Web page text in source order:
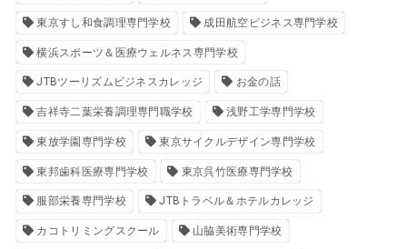
東京すし和食調理専門学校 成田航空ビジネス専門学校
横浜スポーツ＆医療ウェルネス専門学校
JTBツーリズムビジネスカレッジ お金の話
吉祥寺二葉栄養調理専門職学校 浅野工学専門学校
東放学園専門学校 東京サイクルデザイン専門学校
東邦歯科医療専門学校 東京呉竹医療専門学校
服部栄養専門学校 JTBトラベル＆ホテルカレッジ
カコトリミングスクール 山脇美術専門学校